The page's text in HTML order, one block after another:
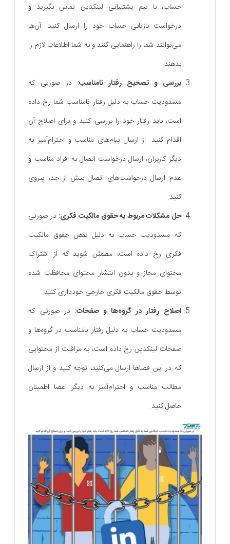
حساب، با تیم پشتیبانی لینکدین تماس بگیرید و
درخواست بازیابی حساب خود را ارسال کنید. آن‌ها
می‌توانند شما را راهنمایی کنند و به شما اطلاعات لازم را
بدهند.
بررسی و تصحیح رفتار نامناسب: در صورتی که
مسدودیت حساب به دلیل رفتار نامناسب شما رخ داده
است، باید رفتار خود را بررسی کنید و برای اصلاح آن
اقدام کنید. از ارسال پیام‌های مناسب و احترام‌آمیز به
دیگر کاربران، ارسال درخواست اتصال به افراد مناسب و
عدم ارسال درخواست‌های اتصال بیش از حد، پیروی
کنید.
حل مشکلات مربوط به حقوق مالکیت فکری: در صورتی
که مسدودیت حساب به دلیل نقض حقوق مالکیت
فکری رخ داده است، مطمئن شوید که از اشتراک
محتوای مجاز و بدون انتشار محتوای محافظت شده
توسط حقوق مالکیت فکری خارجی خودداری کنید.
اصلاح رفتار در گروه‌ها و صفحات: در صورتی که
مسدودیت حساب به دلیل رفتار نامناسب در گروه‌ها و
صفحات لینکدین رخ داده است، به مراقبت از محتوایی
که در این فضاها ارسال می‌کنید، توجه کنید و از ارسال
مطالب مناسب و احترام‌آمیز به دیگر اعضا اطمینان
حاصل کنید.